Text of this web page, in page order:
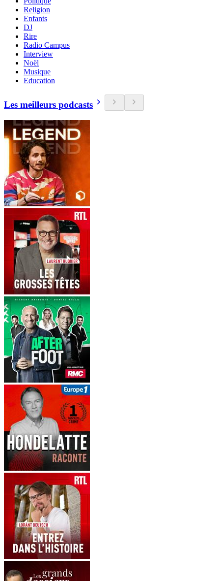
Religion
Enfants
DJ
Rire
Radio Campus
Interview
Noël
Musique
Education
Les meilleurs podcasts